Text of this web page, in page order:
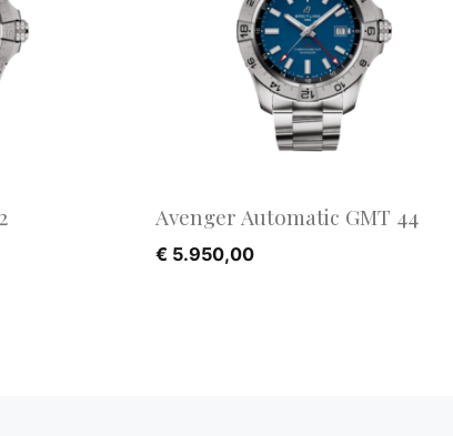
Avenger Automatic GMT 44
€ 5.950,00